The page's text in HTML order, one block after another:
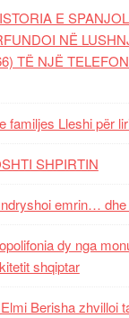
E
NË
TË NJË
familjes Lleshi për
SHPIRTIN
emrin…
dy nga
shqiptar
Berisha zhvilloi